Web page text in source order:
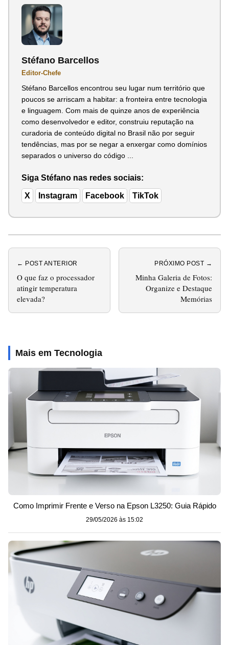
Stéfano Barcellos
Editor-Chefe
Stéfano Barcellos encontrou seu lugar num território que
poucos se arriscam a habitar: a fronteira entre tecnologia
e linguagem. Com mais de quinze anos de experiência
como desenvolvedor e editor, construiu reputação na
curadoria de conteúdo digital no Brasil não por seguir
tendências, mas por se negar a enxergar como domínios
separados o universo do código ...
Siga Stéfano nas redes sociais:
X Instagram Facebook TikTok
← POST ANTERIOR
O que faz o processador
atingir temperatura
elevada?
PRÓXIMO POST →
Minha Galeria de Fotos:
Organize e Destaque
Memórias
Mais em Tecnologia
Como Imprimir Frente e Verso na Epson L3250: Guia Rápido
29/05/2026 às 15:02